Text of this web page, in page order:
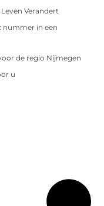
Verandert
nummer in een
de regio Nijmegen
u